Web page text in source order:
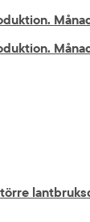
som
som
som